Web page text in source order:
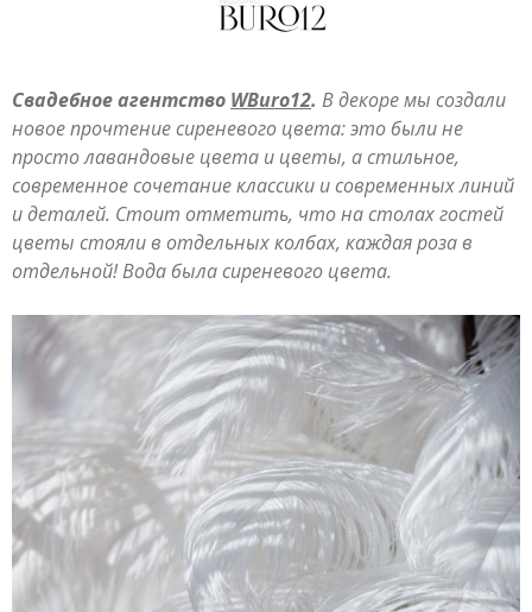
Свадебное агентство WBuro12. В декоре мы создали
новое прочтение сиреневого цвета: это были не
просто лавандовые цвета и цветы, а стильное,
современное сочетание классики и современных линий
и деталей. Стоит отметить, что на столах гостей
цветы стояли в отдельных колбах, каждая роза в
отдельной! Вода была сиреневого цвета.